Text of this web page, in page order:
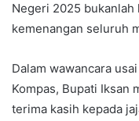
Negeri 2025 bukanlah
kemenangan seluruh
Dalam wawancara
Kompas, Bupati Iksan
terima kasih kepada